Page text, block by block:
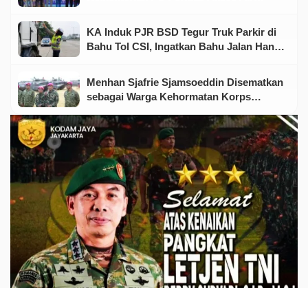
KA Induk PJR BSD Tegur Truk Parkir di
Bahu Tol CSI, Ingatkan Bahu Jalan Hanya
Menhan Sjafrie Sjamsoeddin Disematkan
sebagai Warga Kehormatan Korps